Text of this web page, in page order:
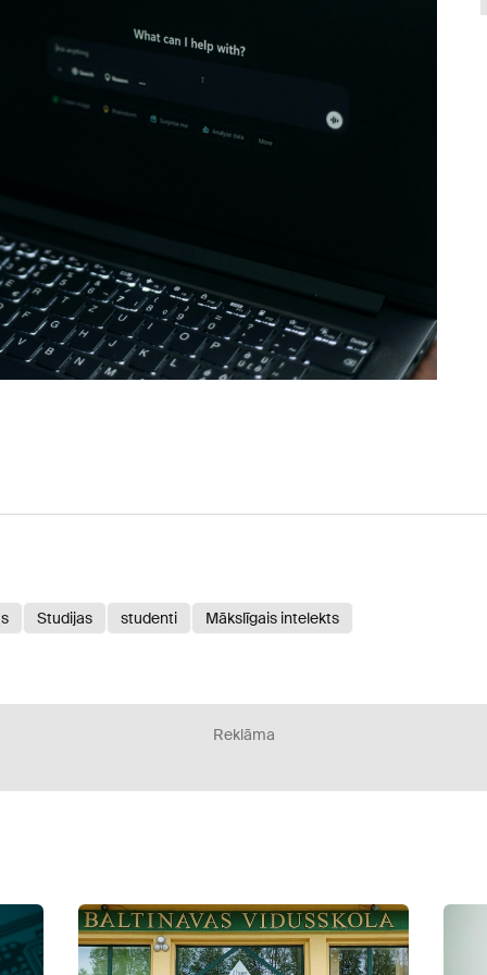
Studijas studenti Mākslīgais intelekts
Reklāma